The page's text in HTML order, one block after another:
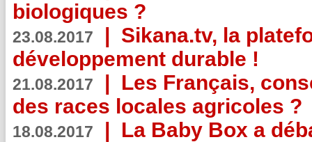
biologiques ?
23.08.2017 | Sikana.tv, la
développement durable !
21.08.2017 | Les Français,
des races locales agricoles ?
18.08.2017 | La Baby Box a